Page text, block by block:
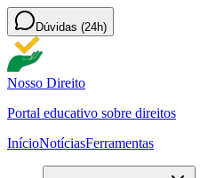
Dúvidas (24h)
Nosso Direito
Portal educativo sobre direitos
InícioNotíciasFerramentas